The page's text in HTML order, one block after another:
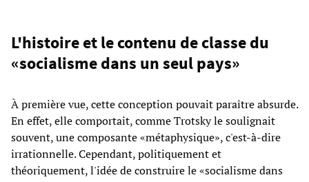
L'histoire et le contenu de classe du
«socialisme dans un seul pays»
À première vue, cette conception pouvait paraître absurde.
En effet, elle comportait, comme Trotsky le soulignait
souvent, une composante «métaphysique», c'est-à-dire
irrationnelle. Cependant, politiquement et
théoriquement, l'idée de construire le «socialisme dans